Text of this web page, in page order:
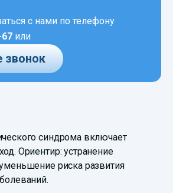
с нами по телефону
или
звонок
синдрома включает
Ориентир: устранение
риска развития